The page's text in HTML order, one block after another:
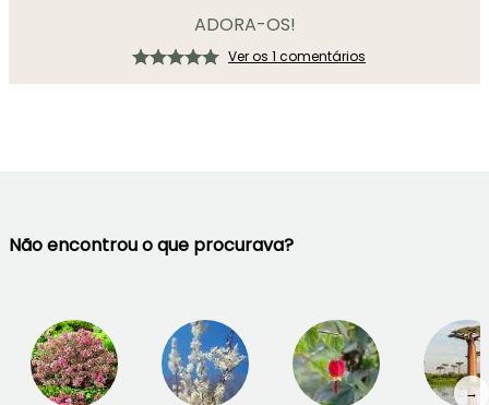
ADORA-OS!
Ver os 1 comentários
Não encontrou o que procurava?
→